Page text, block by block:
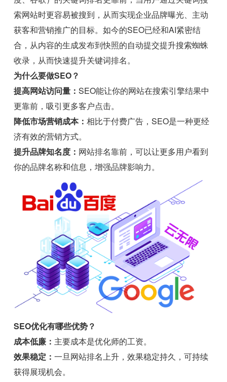
索网站时更容易被搜到，从而实现企业品牌曝光、主动
获客和营销推广的目标。如今的SEO已经和AI紧密结
合，从内容的生成发布到快照的自动提交提升搜索蜘蛛
收录，从而快速提升关键词排名。
为什么要做SEO？
提高网站访问量：SEO能让你的网站在搜索引擎结果中
更靠前，吸引更多客户点击。
降低市场营销成本：相比于付费广告，SEO是一种更经
济有效的营销方式。
提升品牌知名度： 网站排名靠前，可以让更多用户看到
你的品牌名称和信息，增强品牌影响力。
SEO优化有哪些优势？
成本低廉： 主要成本是优化师的工资。
效果稳定：一旦网站排名上升，效果稳定持久，可持续
获得展现机会。